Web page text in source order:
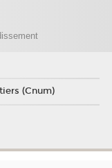
(Cnum)